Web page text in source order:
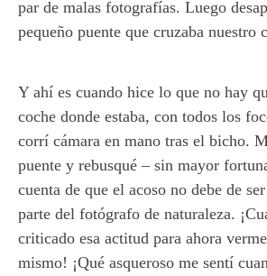
par de malas fotografías. Luego
pequeño puente que cruzaba nuestro
Y ahí es cuando hice lo que no hay
coche donde estaba, con todos los
corrí cámara en mano tras el bicho.
puente y rebusqué – sin mayor
cuenta de que el acoso no debe de
parte del fotógrafo de naturaleza.
criticado esa actitud para ahora
mismo! ¡Qué asqueroso me sentí